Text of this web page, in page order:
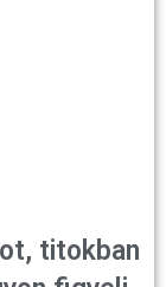
titokban